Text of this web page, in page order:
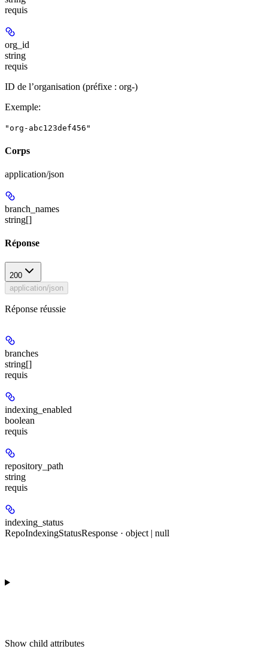
requis
org_id
string
requis
ID de l’organisation (préfixe : org-)
Exemple:
"org-abc123def456"
Corps
application/json
branch_names
string[]
Réponse
200
application/json
Réponse réussie
branches
string[]
requis
indexing_enabled
boolean
requis
repository_path
string
requis
indexing_status
RepoIndexingStatusResponse · object | null
Show child attributes